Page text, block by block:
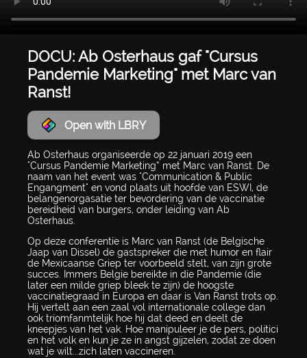
DOCU: Ab Osterhaus gaf "Cursus
Pandemie Marketing" met Marc van
Ranst!
Open with LBRY
Ab Osterhaus organiseerde op 22 januari 2019 een
"Cursus Pandemie Marketing” met Marc van Ranst. De
naam van het event was "Communication & Public
Engangment" en vond plaats uit hoofde van ESWI, de
belangenorgasatie ter bevordering van de vaccinatie
bereidheid van burgers, onder leiding van Ab
Osterhaus.
Op deze conferentie is Marc van Ranst (de Belgische
Jaap van Dissel) de gastspreker die met humor en flair
de Mexicaanse Griep ter voorbeeld stelt, van zijn grote
succes. Immers Belgie bereikte in die Pandemie (die
later een milde griep bleek te zijn) de hoogste
vaccinatiegraad in Europa en daar is Van Ranst trots op.
Hij vertelt aan een zaal vol internationale college dan
ook triomfanmtelijk hoe hij dat deed en deelt de
kneepjes van het vak. Hoe manipuleer je de pers, politici
en het volk en kun je ze in angst gijzelen, zodat ze doen
wat je wilt...zich laten vaccineren.